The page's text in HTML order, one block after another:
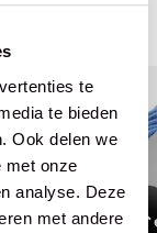
te
te bieden
Ook delen we
met onze
analyse. Deze
met andere